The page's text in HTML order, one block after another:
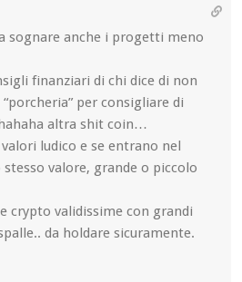
sognare anche i progetti meno
finanziari di chi dice di non
per consigliare di
altra shit coin…
ludico e se entrano nel
valore, grande o piccolo
crypto validissime con grandi
da holdare sicuramente.